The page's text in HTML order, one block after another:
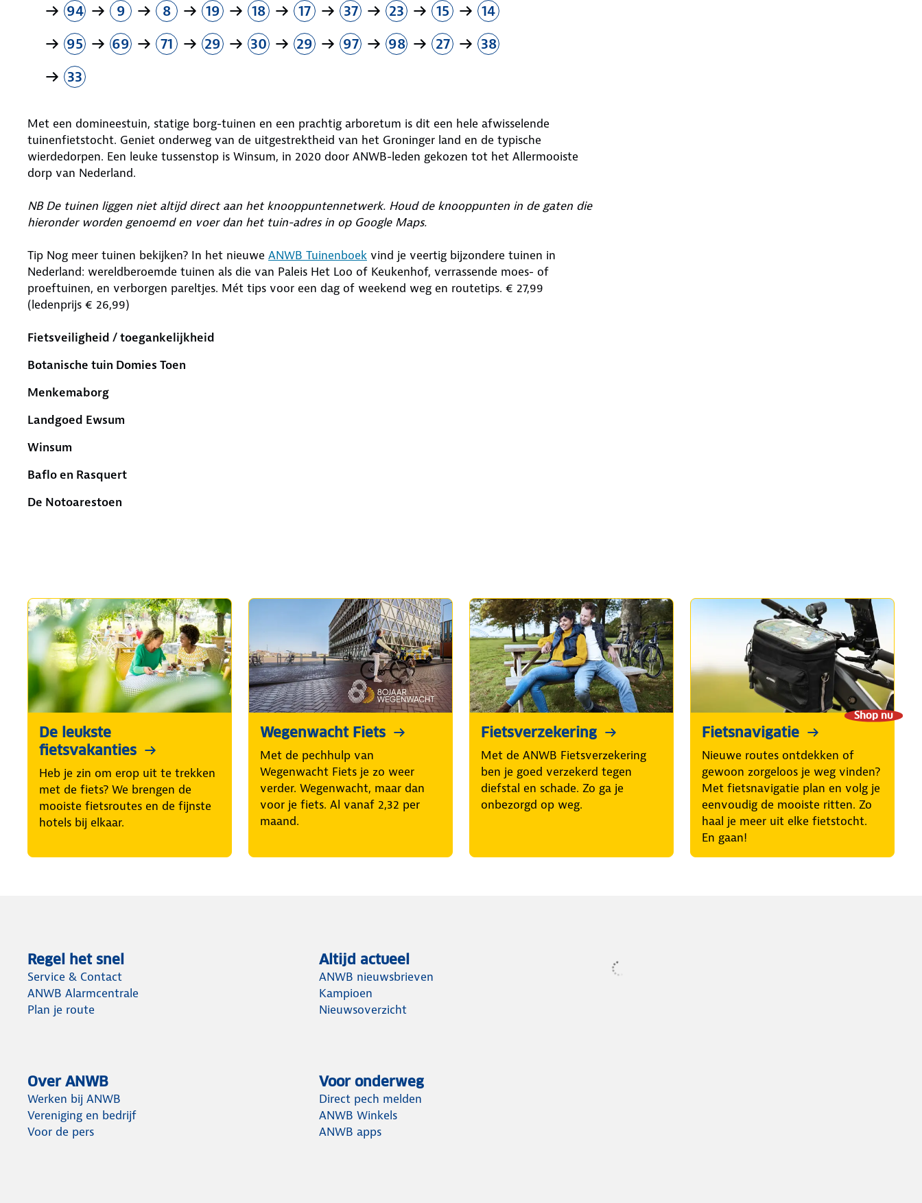
94
9 8 19 18 17 37 23 15
14
95
69 71 29 30 29 97 98 27
38
33
Met een domineestuin, statige borg-tuinen en een prachtig arboretum is dit een hele afwisselende
tuinenfietstocht. Geniet onderweg van de uitgestrektheid van het Groninger land en de typische
wierdedorpen. Een leuke tussenstop is Winsum, in 2020 door ANWB-leden gekozen tot het Allermooiste
dorp van Nederland.
NB De tuinen liggen niet altijd direct aan het knooppuntennetwerk. Houd de knooppunten in de gaten die
hieronder worden genoemd en voer dan het tuin-adres in op Google Maps.
Tip Nog meer tuinen bekijken? In het nieuwe ANWB Tuinenboek vind je veertig bijzondere tuinen in
Nederland: wereldberoemde tuinen als die van Paleis Het Loo of Keukenhof, verrassende moes- of
proeftuinen, en verborgen pareltjes. Mét tips voor een dag of weekend weg en routetips. € 27,99
(ledenprijs € 26,99)
Fietsveiligheid / toegankelijkheid
Botanische tuin Domies Toen
Menkemaborg
Landgoed Ewsum
Winsum
Baflo en Rasquert
De Notoarestoen
De leukste
fietsvakanties
Heb je zin om erop uit te trekken
met de fiets? We brengen de
mooiste fietsroutes en de fijnste
hotels bij elkaar.
Wegenwacht Fiets
Met de pechhulp van
Wegenwacht Fiets je zo weer
verder. Wegenwacht, maar dan
voor je fiets. Al vanaf 2,32 per
maand.
Fietsverzekering
Met de ANWB Fietsverzekering
ben je goed verzekerd tegen
diefstal en schade. Zo ga je
onbezorgd op weg.
Shop nu
Fietsnavigatie
Nieuwe routes ontdekken of
gewoon zorgeloos je weg vinden?
Met fietsnavigatie plan en volg je
eenvoudig de mooiste ritten. Zo
haal je meer uit elke fietstocht.
En gaan!
Regel het snel
Service & Contact
ANWB Alarmcentrale
Plan je route
Altijd actueel
ANWB nieuwsbrieven
Kampioen
Nieuwsoverzicht
Over ANWB
Werken bij ANWB
Vereniging en bedrijf
Voor de pers
Voor onderweg
Direct pech melden
ANWB Winkels
ANWB apps